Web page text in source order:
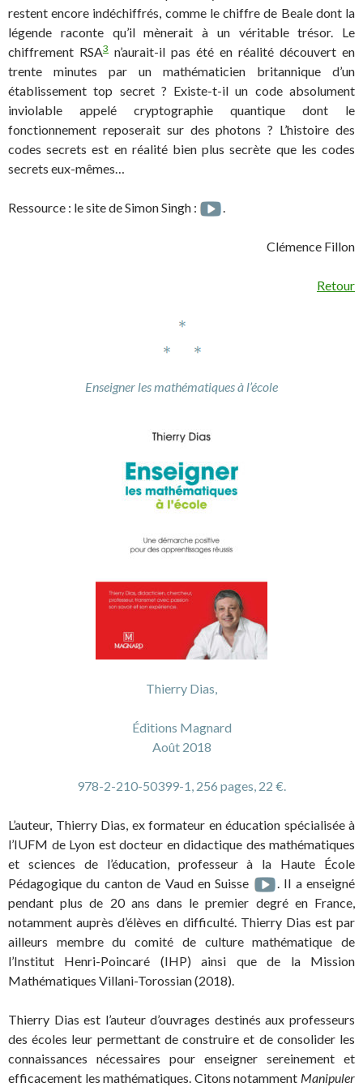
restent encore indéchiffrés, comme le chiffre de Beale dont la
légende raconte qu’il mènerait à un véritable trésor. Le
chiffrement RSA3 n’aurait-il pas été en réalité découvert en
trente minutes par un mathématicien britannique d’un
établissement top secret ? Existe-t-il un code absolument
inviolable appelé cryptographie quantique dont le
fonctionnement reposerait sur des photons ? L’histoire des
codes secrets est en réalité bien plus secrète que les codes
secrets eux-mêmes…
Ressource : le site de Simon Singh : .
Clémence Fillon
Retour
Enseigner les mathématiques à l’école
Thierry Dias,
Éditions Magnard
Août 2018
978-2-210-50399-1, 256 pages, 22 €.
L’auteur, Thierry Dias, ex formateur en éducation spécialisée à
l’IUFM de Lyon est docteur en didactique des mathématiques
et sciences de l’éducation, professeur à la Haute École
Pédagogique du canton de Vaud en Suisse
. Il a enseigné
pendant plus de 20 ans dans le premier degré en France,
notamment auprès d’élèves en difficulté. Thierry Dias est par
ailleurs membre du comité de culture mathématique de
l’Institut Henri-Poincaré (IHP) ainsi que de la Mission
Mathématiques Villani-Torossian (2018).
Thierry Dias est l’auteur d’ouvrages destinés aux professeurs
des écoles leur permettant de construire et de consolider les
connaissances nécessaires pour enseigner sereinement et
efficacement les mathématiques. Citons notamment Manipuler